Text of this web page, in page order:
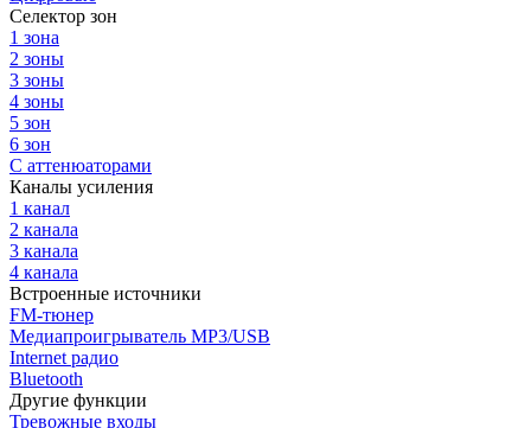
Селектор зон
1 зона
2 зоны
3 зоны
4 зоны
5 зон
6 зон
С аттенюаторами
Каналы усиления
1 канал
2 канала
3 канала
4 канала
Встроенные источники
FM-тюнер
Медиапроигрыватель MP3/USB
Internet радио
Bluetooth
Другие функции
Тревожные входы